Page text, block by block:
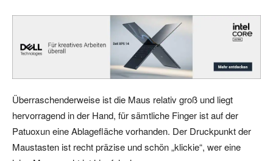
Überraschenderweise ist die Maus relativ groß und liegt
hervorragend in der Hand, für sämtliche Finger ist auf der
Patuoxun eine Ablagefläche vorhanden. Der Druckpunkt der
Maustasten ist recht präzise und schön „klickie“, wer eine